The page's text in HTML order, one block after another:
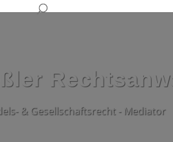
& Gesellschaftsrecht - Mediator